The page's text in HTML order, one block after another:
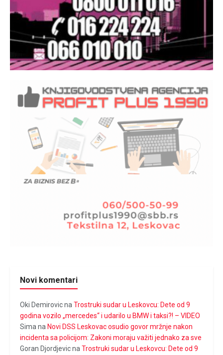
Novi komentari
Oki DemirovicnaTrostruki sudar u Leskovcu: Dete od 9
godina vozilo „mercedes“ i udarilo u BMW i taksi?! – VIDEO
Simana Novi DSS Leskovac osudio govor mržnje nakon
incidenta sa policijom: Zakoni moraju važiti jednako za sve
Goran DjordjevicnaTrostruki sudar u Leskovcu: Dete od 9